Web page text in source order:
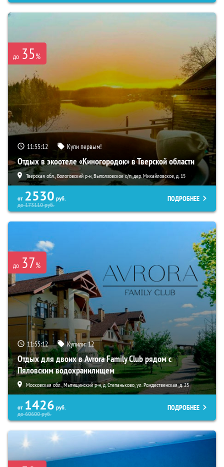
до 35%
11:55:10 Купи первым!
Отдых в экоотеле «Киногородок» в Тверской области
Тверская обл., Бологовский р-н, Выползовское с/п, дер. Михайловское, д. 15
от 2530 руб.
до173110руб.
ПОДРОБНЕЕ
до 37%
11:55:10 Купили:12
Отдых для двоих в Avrora Family Club рядом с
Пяловским водохранилищем
Московская обл., Мытищинский р-н, д. Степаньково, ул. Рождественская, д. 25
от 1426 руб.
до60600руб.
ПОДРОБНЕЕ